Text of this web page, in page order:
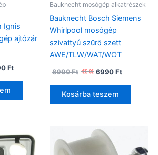
Ignis
ajtózár
Ft.
Ft
price
is:
Bauknecht mosógép alkatrészek
Bauknecht Bosch Siemens
Whirlpool mosógép
szivattyú szűrő szett
AWE/TLW/WAT/WOT
8990Ft
Original
price
was:
8990 Ft.
6990Ft
price
is:
Kosárba teszem